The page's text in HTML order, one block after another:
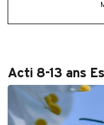
Acti 8-13 ans